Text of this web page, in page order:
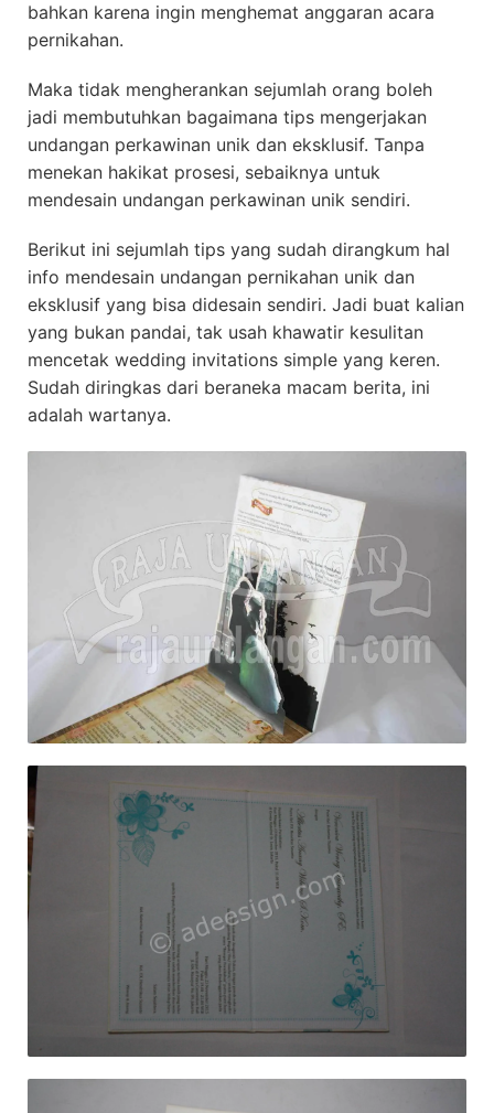
bahkan karena ingin menghemat anggaran acara
pernikahan.
Maka tidak mengherankan sejumlah orang boleh
jadi membutuhkan bagaimana tips mengerjakan
undangan perkawinan unik dan eksklusif. Tanpa
menekan hakikat prosesi, sebaiknya untuk
mendesain undangan perkawinan unik sendiri.
Berikut ini sejumlah tips yang sudah dirangkum hal
info mendesain undangan pernikahan unik dan
eksklusif yang bisa didesain sendiri. Jadi buat kalian
yang bukan pandai, tak usah khawatir kesulitan
mencetak wedding invitations simple yang keren.
Sudah diringkas dari beraneka macam berita, ini
adalah wartanya.